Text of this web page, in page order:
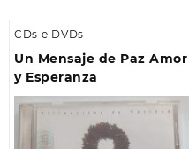
CDs e DVDs
Un Mensaje de Paz Amor
y Esperanza